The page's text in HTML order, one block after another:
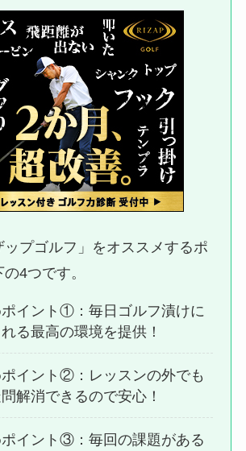
ップゴルフ」をオススメするポ
4つです。
イント①：毎日ゴルフ漬けに
る最高の環境を提供！
イント②：レッスンの外でも
解消できるので安心！
イント③：毎回の課題がある